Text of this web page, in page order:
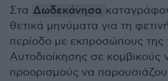
Στα Δωδεκάνησα
θετικά μηνύματα για τη
περίοδο με εκπροσώπους της
Αυτοδιοίκησης σε κομβικούς
προορισμούς να